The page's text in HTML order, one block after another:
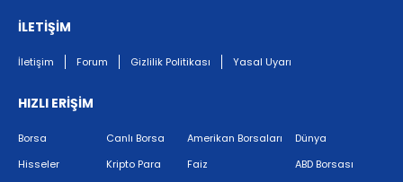
İLETİŞİM
İletişim Forum Gizlilik Politikası Yasal Uyarı
HIZLI ERİŞİM
Borsa
Hisseler
Canlı Borsa
Kripto Para
Amerikan Borsaları
Faiz
Dünya
ABD Borsası